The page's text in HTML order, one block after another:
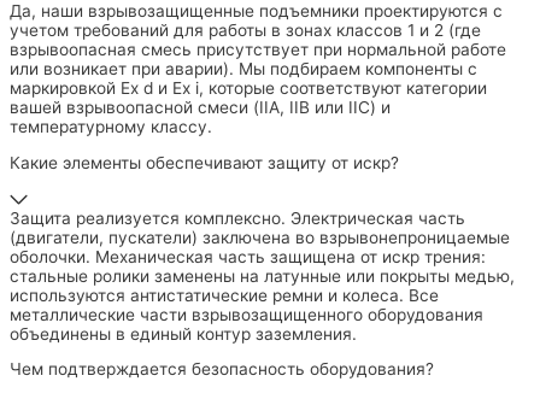
Да, наши взрывозащищенные подъемники проектируются с
учетом требований для работы в зонах классов 1 и 2 (где
взрывоопасная смесь присутствует при нормальной работе
или возникает при аварии). Мы подбираем компоненты с
маркировкой Ex d и Ex i, которые соответствуют категории
вашей взрывоопасной смеси (IIA, IIB или IIC) и
температурному классу.
Какие элементы обеспечивают защиту от искр?
Защита реализуется комплексно. Электрическая часть
(двигатели, пускатели) заключена во взрывонепроницаемые
оболочки. Механическая часть защищена от искр трения:
стальные ролики заменены на латунные или покрыты медью,
используются антистатические ремни и колеса. Все
металлические части взрывозащищенного оборудования
объединены в единый контур заземления.
Чем подтверждается безопасность оборудования?